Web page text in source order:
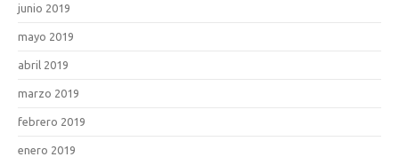
junio 2019
mayo 2019
abril 2019
marzo 2019
febrero 2019
enero 2019